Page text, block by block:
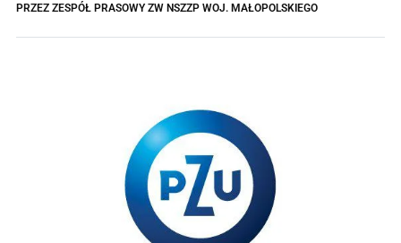
PRZEZ ZESPÓŁ PRASOWY ZW NSZZP WOJ. MAŁOPOLSKIEGO